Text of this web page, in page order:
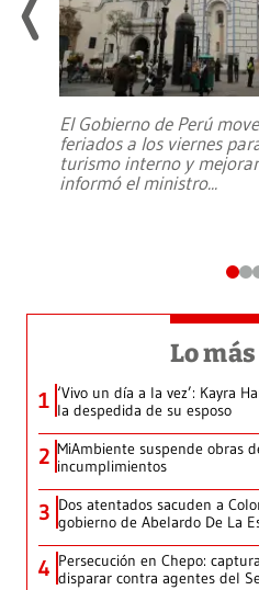
El Gobierno de Perú
feriados a los viernes
turismo interno y
informó el ministro...
Lo
1 ‘Vivo un día a la vez’: Kayra
la despedida de su esposo
2 MiAmbiente suspende obras
incumplimientos
3 Dos atentados sacuden a
gobierno de Abelardo De La
4 Persecución en Chepo:
disparar contra agentes del